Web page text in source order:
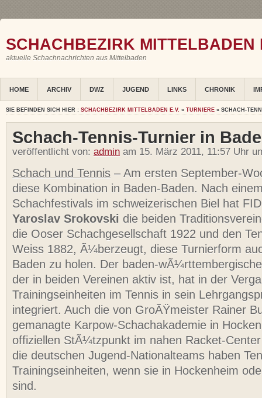
SCHACHBEZIRK MITTELBADEN
aktuelle Schachnachrichten aus Mittelbaden
HOME ARCHIV DWZ JUGEND LINKS CHRONIK
SIE BEFINDEN SICH HIER : SCHACHBEZIRK MITTELBADEN E.V. » TURNIERE » SCHACH-
Schach-Tennis-Turnier in
veröffentlicht von: admin am 15. März 2011, 11:57 Uhr
Schach und Tennis – Am ersten September-
diese Kombination in Baden-Baden. Nach
Schachfestivals im schweizerischen Biel hat
Yaroslav Srokovski die beiden
die Ooser Schachgesellschaft 1922 und den
Weiss 1882, Ã¼berzeugt, diese Turnierform
Baden zu holen. Der baden-
der in beiden Vereinen aktiv ist, hat in der
Trainingseinheiten im Tennis in sein
integriert. Auch die von GroÃŸmeister Rainer
gemanagte Karpow-Schachakademie in
offiziellen StÃ¼tzpunkt im nahen Racket-
die deutschen Jugend-Nationalteams haben
Trainingseinheiten, wenn sie in Hockenheim
sind.